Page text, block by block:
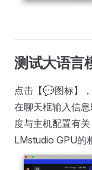
测试大语言
点击【💬图标】
在聊天框输入信
度与主机配置有
LMstudio GPU的